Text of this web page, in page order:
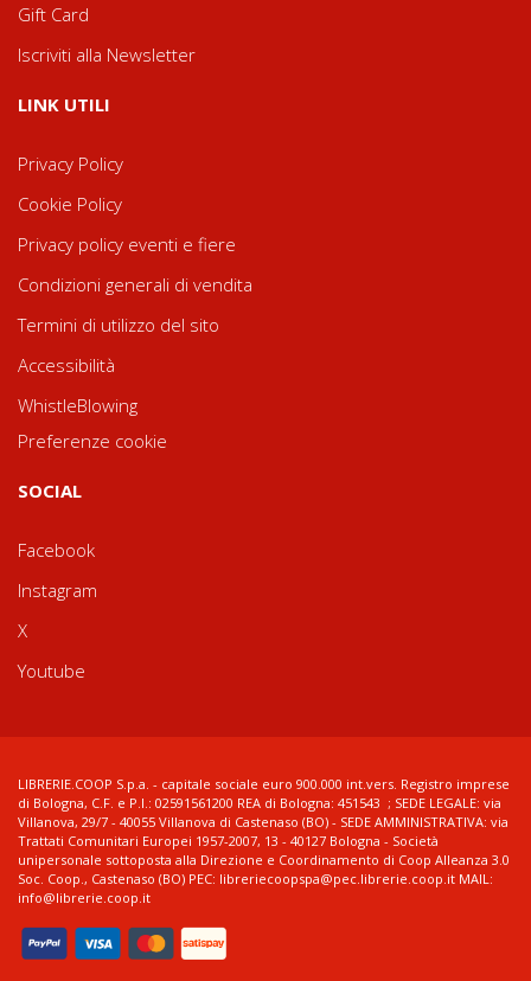
Gift Card
Iscriviti alla Newsletter
LINK UTILI
Privacy Policy
Cookie Policy
Privacy policy eventi e fiere
Condizioni generali di vendita
Termini di utilizzo del sito
Accessibilità
WhistleBlowing
Preferenze cookie
SOCIAL
Facebook
Instagram
X
Youtube
LIBRERIE.COOP S.p.a. - capitale sociale euro 900.000 int.vers. Registro imprese
di Bologna, C.F. e P.I.: 02591561200 REA di Bologna: 451543 ; SEDE LEGALE: via
Villanova, 29/7 - 40055 Villanova di Castenaso (BO) - SEDE AMMINISTRATIVA: via
Trattati Comunitari Europei 1957-2007, 13 - 40127 Bologna - Società
unipersonale sottoposta alla Direzione e Coordinamento di Coop Alleanza 3.0
Soc. Coop., Castenaso (BO) PEC: libreriecoopspa@pec.librerie.coop.it MAIL:
info@librerie.coop.it